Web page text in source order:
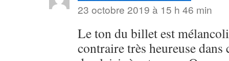
23 octobre 2019 à 15 h 46 min
Le ton du billet est
contraire très heureuse dans